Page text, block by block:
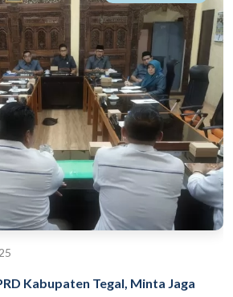
Kabupaten Tegal, Minta Jaga